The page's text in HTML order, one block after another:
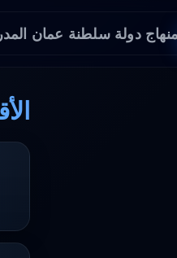
منهاج دولة سلطنة عمان